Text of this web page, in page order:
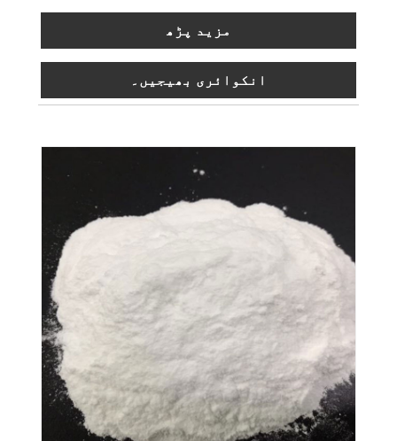
مزید پڑھ
انکوائری بھیجیں۔